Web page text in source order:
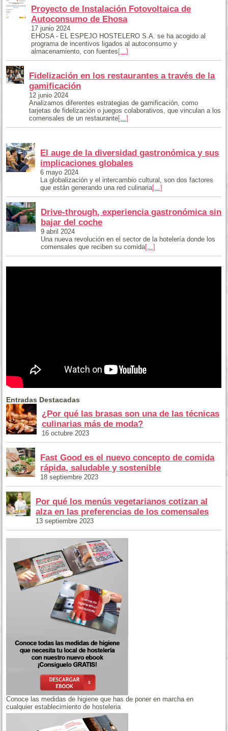
Proyecto de Instalación Fotovoltaica de
Autoconsumo de Ehosa
17 junio 2024
EHOSA - EL ESPEJO HOSTELERO S.A. se ha acogido al
programa de incentivos ligados al autoconsumo y
almacenamiento, con fuentes [...]
Fidelización en los restaurantes a través de la
gamificación
12 junio 2024
Analizamos diferentes estrategias de gamificación, como
tarjetas de fidelización o juegos colaborativos, que vinculan a los
comensales de un restaurante[...]
El auge de la diversidad gastronómica y sus
implicaciones globales
6 mayo 2024
La globalización y el intercambio cultural, son dos factores
que están generando una red culinaria[...]
Drive-through, experiencia gastronómica sin
bajar del coche
9 abril 2024
Una nueva revolución en el sector de la hotelería donde los
comensales que reciben su comida[...]
Entradas Destacadas
¿Por qué las brasas son una de las técnicas
culinarias más de moda?
16 octubre 2023
Fast Good es el nuevo concepto de comida
rápida, saludable y sostenible
18 septiembre 2023
Por qué los menús vegetarianos cotizan al
alza en las preferencias de los comensales
13 septiembre 2023
Conoce las medidas de higiene que has de poner en marcha en
cualquier establecimiento de hosteleria